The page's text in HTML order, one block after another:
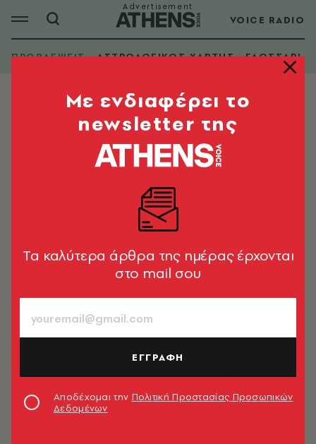
VOICE RADIO
ΠΡΟΒΛΕΨΕΙΣ ΑΣΤΡΟΛΟΓΙΚΟΣ ΧΑΡΤΗΣ ΓΛΩΣΣΑΡΙ
ΠΡΟΒΛΕΨΕΙΣ
ΗΜΕΡΗΣΙΕΣ
Mε ενδιαφέρει το
newsletter της
Tα καλύτερα άρθρα της ημέρας έρχονται
στο mail σου
ΕΓΓΡΑΦΗ
Αποδέχομαι την Πολιτική Προστασίας Προσωπικών
Δεδομένων